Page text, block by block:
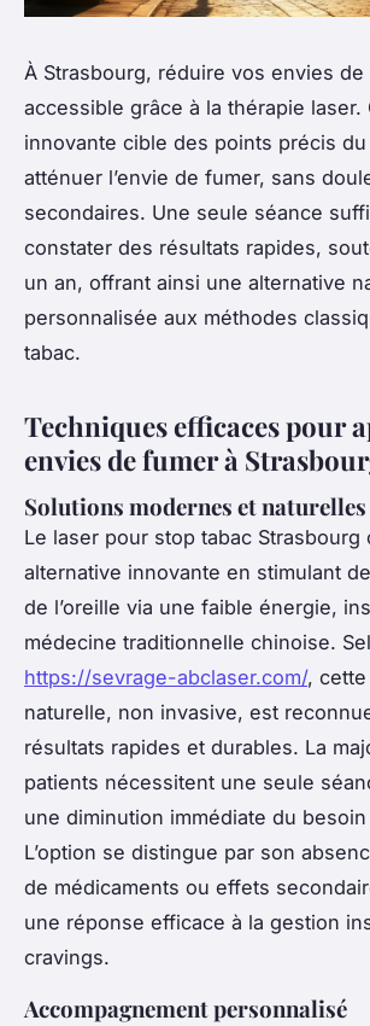
À Strasbourg, réduire vos envies
accessible grâce à la thérapie laser.
innovante cible des points précis
atténuer l’envie de fumer, sans
secondaires. Une seule séance
constater des résultats rapides,
un an, offrant ainsi une alternative
personnalisée aux méthodes
tabac.
Techniques efficaces pour
envies de fumer à
Solutions modernes et naturelles
Le laser pour stop tabac Strasbourg
alternative innovante en stimulant
de l’oreille via une faible énergie,
médecine traditionnelle chinoise.
https://sevrage-abclaser.com/,
naturelle, non invasive, est
résultats rapides et durables. La
patients nécessitent une seule
une diminution immédiate du
L’option se distingue par son
de médicaments ou effets
une réponse efficace à la gestion
cravings.
Accompagnement personnalisé